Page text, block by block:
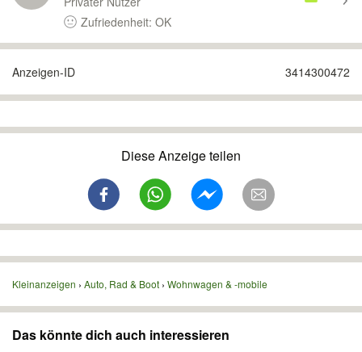
Zufriedenheit: OK
Anzeigen-ID 3414300472
Diese Anzeige teilen
Kleinanzeigen Auto, Rad & Boot Wohnwagen & -mobile
Das könnte dich auch interessieren